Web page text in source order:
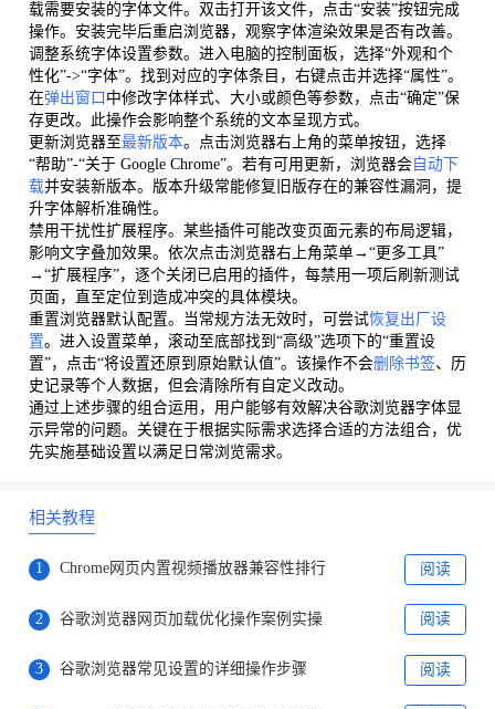
载需要安装的字体文件。双击打开该文件，点击“安装”按钮完成
操作。安装完毕后重启浏览器，观察字体渲染效果是否有改善。
调整系统字体设置参数。进入电脑的控制面板，选择“外观和个
性化”->“字体”。找到对应的字体条目，右键点击并选择“属性”。
在弹出窗口 中修改字体样式、大小或颜色等参数，点击“确定”保
存更改。此操作会影响整个系统的文本呈现方式。
更新浏览器至最新版本。点击浏览器右上角的菜单按钮，选择
“帮助”-“关于 Google Chrome”。若有可用更新，浏览器会 自动下
载并安装新版本。版本升级常能修复旧版存在的兼容性漏洞，提
升字体解析准确性。
禁用干扰性扩展程序。某些插件可能改变页面元素的布局逻辑，
影响文字叠加效果。依次点击浏览器右上角菜单→“更多工具”
→“扩展程序”，逐个关闭已启用的插件，每禁用一项后刷新测试
页面，直至定位到造成冲突的具体模块。
重置浏览器默认配置。当常规方法无效时，可尝试恢复出厂设
置。进入设置菜单，滚动至底部找到“高级”选项下的“重置设
置”，点击“将设置还原到原始默认值”。该操作不会删除书签、历
史记录等个人数据，但会清除所有自定义改动。
通过上述步骤的组合运用，用户能够有效解决谷歌浏览器字体显
示异常的问题。关键在于根据实际需求选择合适的方法组合，优
先实施基础设置以满足日常浏览需求。
相关教程
1 Chrome网页内置视频播放器兼容性排行 阅读
2 谷歌浏览器网页加载优化操作案例实操 阅读
3 谷歌浏览器常见设置的详细操作步骤 阅读